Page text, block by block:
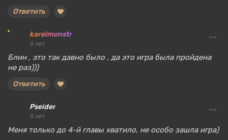
Ответить
karelmonstr
5 лет
Блин , это так давно было , да это игра была пройдена
не раз)))
Ответить
Pseider
5 лет
Меня только до 4-й главы хватило, не особо зашла игра)